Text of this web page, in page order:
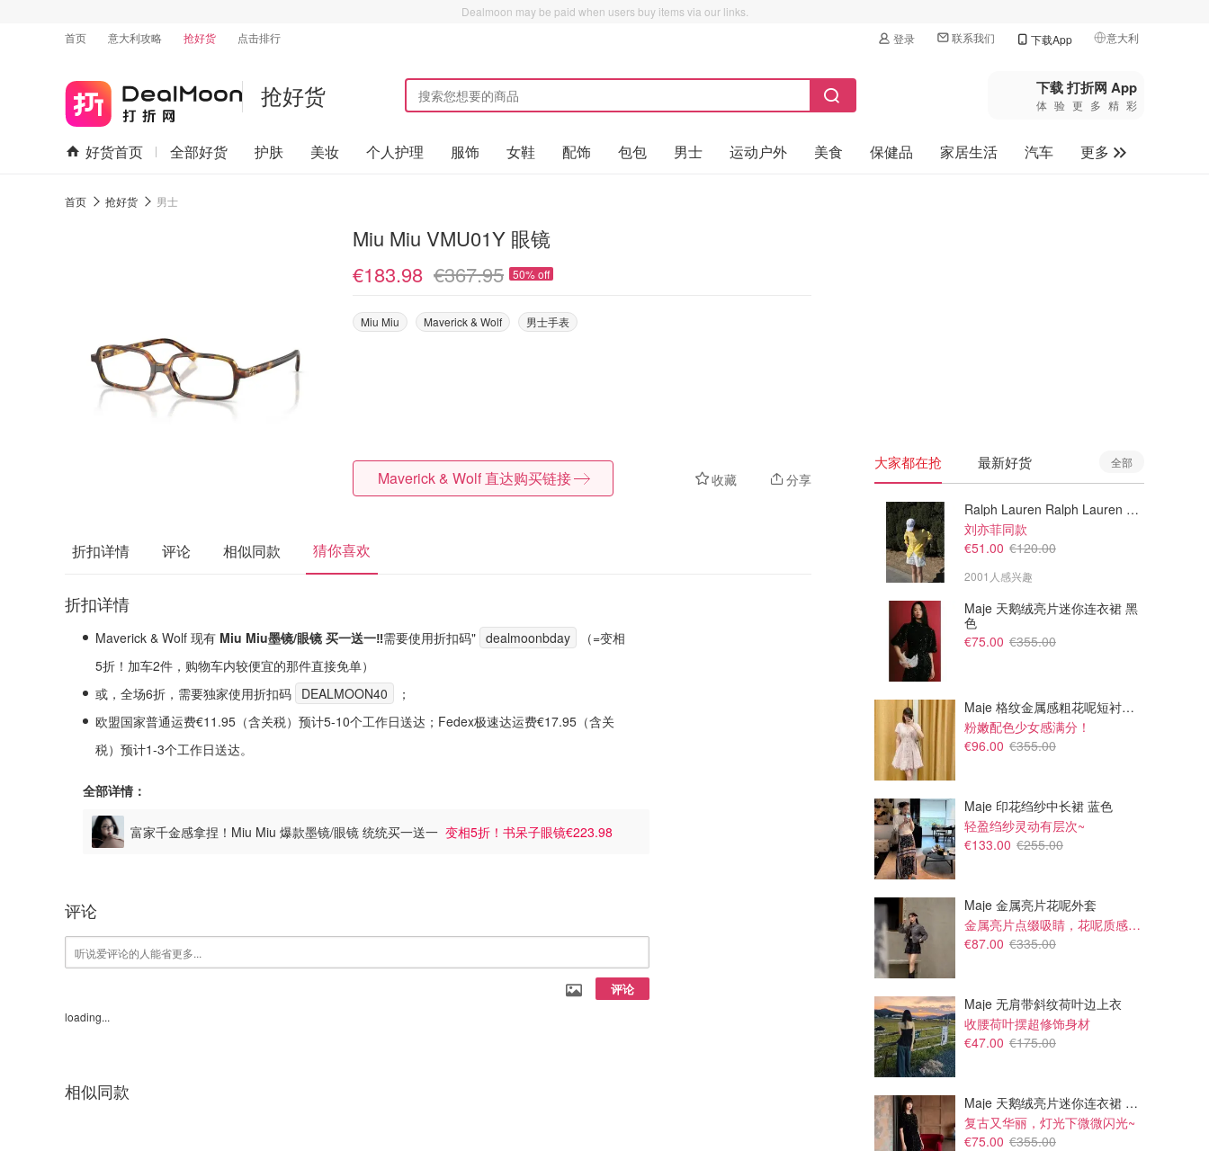
Dealmoon may be paid when users buy items via our links.
首页
意大利攻略 抢好货 点击排行 登录 联系我们 下载App 意大利
🇺🇸美国
🇨🇳中国
🇨🇦加拿大
抢好货 下载 打折网 App
体验更多精彩
好货首页 全部好货 护肤 美妆 个人护理 服饰 女鞋 配饰 包包 男士 运动户外 美食 保健品 家居生活 汽车
更多
首页 抢好货 男士
Miu Miu VMU01Y 眼镜
€183.98 €367.95 50% off
Miu Miu Maverick & Wolf 男士手表
收藏 分享
Maverick & Wolf 直达购买链接
折扣详情 评论 相似同款 猜你喜欢
折扣详情
Maverick & Wolf 现有 Miu Miu墨镜/眼镜 买一送一‼️需要使用折扣码" dealmoonbday （=变相
5折！ 加车2件，购物车内较便宜的那件直接免单）
或， 全场6折 ，需要独家使用折扣码 DEALMOON40
；
欧盟国家普通运费€11.95（含关税）预计5-10个工作日送达；Fedex极速达运费€17.95（含关
税）预计1-3个工作日送达。
全部详情：
富家千金感拿捏！Miu Miu 爆款墨镜/眼镜 统统买一送一 变相5折！书呆子眼镜€223.98
评论
评论
loading...
相似同款
大家都在抢 最新好货 全部
Ralph Lauren Ralph Lauren 男童亚麻衬衫
刘亦菲同款
€51.00 €120.00
2001人感兴趣
Maje 天鹅绒亮片迷你连衣裙 黑
色
€75.00 €355.00
Maje 格纹金属感粗花呢短衬衫裙
粉嫩配色少女感满分！
€96.00 €355.00
Maje 印花绉纱中长裙 蓝色
轻盈绉纱灵动有层次~
€133.00 €255.00
Maje 金属亮片花呢外套
金属亮片点缀吸睛，花呢质感高级又显贵
€87.00 €335.00
Maje 无肩带斜纹荷叶边上衣
收腰荷叶摆超修饰身材
€47.00 €175.00
Maje 天鹅绒亮片迷你连衣裙 黑色
复古又华丽，灯光下微微闪光~
€75.00 €355.00